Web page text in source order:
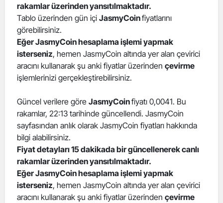
Erzincan
Eskişehir
Gaziantep
Gümüşhane
Hatay
Isparta
Mersin
rakamlar üzerinden yansıtılmaktadır.
Tablo üzerinden gün içi JasmyCoinfiyatlarını
görebilirsiniz.
Eğer JasmyCoin hesaplama işlemi yapmak
isterseniz, hemen JasmyCoin altında yer alan çevirici
aracını kullanarak şu anki fiyatlar üzerinden çevirme
işlemlerinizi gerçekleştirebilirsiniz.
Güncel verilere göre JasmyCoinfiyatı 0,0041. Bu
rakamlar, 22:13 tarihinde güncellendi. JasmyCoin
sayfasından anlık olarak JasmyCoin fiyatları hakkında
bilgi alabilirsiniz.
Fiyat detayları 15 dakikada bir güncellenerek canlı
rakamlar üzerinden yansıtılmaktadır.
Eğer JasmyCoin hesaplama işlemi yapmak
isterseniz, hemen JasmyCoin altında yer alan çevirici
aracını kullanarak şu anki fiyatlar üzerinden çevirme